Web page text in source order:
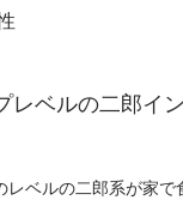
レベルの二郎イ
レベルの二郎系が家で